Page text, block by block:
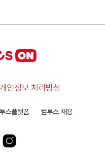
개인정보 처리방침
스플랫폼 컴투스 채용